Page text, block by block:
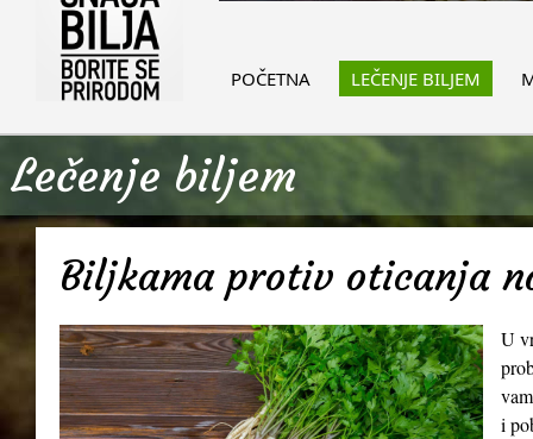
POČETNA LEČENJE BILJEM
Lečenje biljem
Biljkama protiv oticanja
U
i